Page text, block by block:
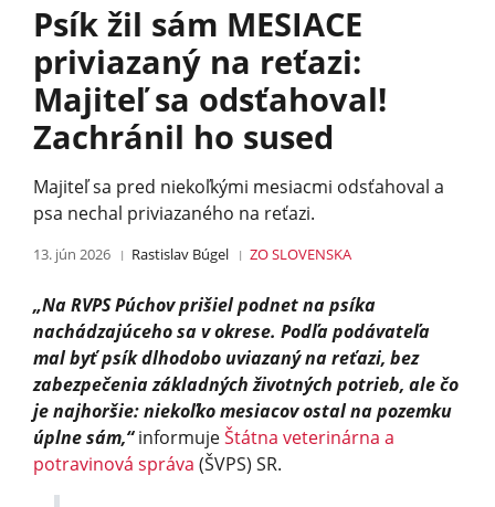
Psík žil sám MESIACE
priviazaný na reťazi:
Majiteľ sa odsťahoval!
Zachránil ho sused
Majiteľ sa pred niekoľkými mesiacmi odsťahoval a
psa nechal priviazaného na reťazi.
13. jún 2026 Rastislav Búgel ZO SLOVENSKA
„Na RVPS Púchov prišiel podnet na psíka
nachádzajúceho sa v okrese. Podľa podávateľa
mal byť psík dlhodobo uviazaný na reťazi, bez
zabezpečenia základných životných potrieb, ale čo
je najhoršie: niekoľko mesiacov ostal na pozemku
úplne sám,“informujeŠtátna veterinárna a
potravinová správa (ŠVPS) SR.